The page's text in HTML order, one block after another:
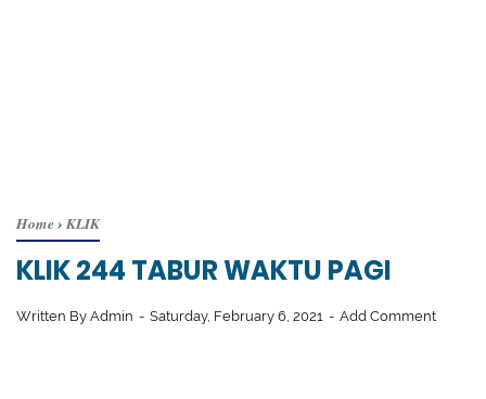
Home› KLIK
KLIK 244 TABUR WAKTU PAGI
Written By Admin Saturday, February 6, 2021 Add Comment